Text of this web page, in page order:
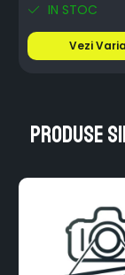
IN STOC
Vezi
Produse